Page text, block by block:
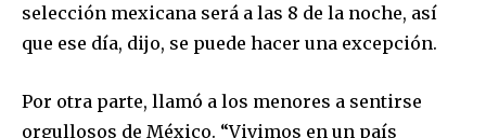
Únete a nuestra comunidad de
suscriptores y sé parte de la
Para suscribirte, solo escribe tu dirección de correo eletrónico
selección mexicana será a las 8 de la noche, así
que ese día, dijo, se puede hacer una excepción.
Por otra parte, llamó a los menores a sentirse
orgullosos de México. “Vivimos en un país